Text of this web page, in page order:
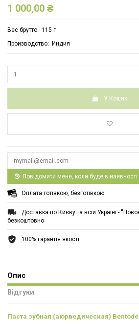
1 000,00 ₴
Вес брутто: 115 г
Производство: Индия
У Кошик
Повідомити мене, коли буде в наявності
Оплата готівкою, безготівкою
Доставка по Києву та всій Україні -
безкоштовно
100% гарантія якості
Опис
Відгуки
Паста зубная (аюрведическая)